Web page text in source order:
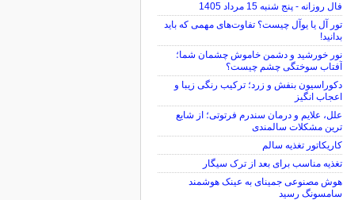
فال روزانه - پنج شنبه 15 مرداد 1405
تور آل یا یوآل چیست؟ تفاوت‌های مهمی که باید
بدانید!
نور خورشید و دشمن خاموش چشمان شما؛
آفتاب سوختگی چشم چیست؟
دکوراسیون بنفش و زرد؛ ترکیب رنگی زیبا و
اعجاب انگیز
علل، علایم و درمان سندرم فرتوتی؛ از شایع
ترین مشکلات سالمندی
کاریکاتور تغذیه سالم
تغذیه مناسب برای بعد از ترک سیگار
هوش مصنوعی جمینای به عینک هوشمند
سامسونگ رسید